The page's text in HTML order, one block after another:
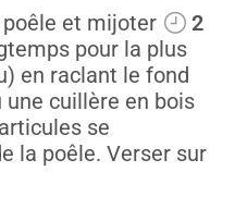
poêle et mijoter
2
pour la plus
en raclant le fond
une cuillère en bois
se
la poêle. Verser sur